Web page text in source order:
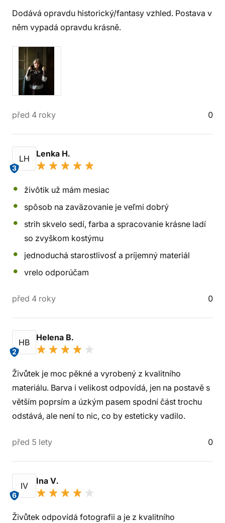
Dodává opravdu historický/fantasy vzhled. Postava v
něm vypadá opravdu krásně.
před 4 roky 0
LH
3
Lenka H.
živôtik už mám mesiac
spôsob na zaväzovanie je veľmi dobrý
strih skvelo sedí, farba a spracovanie krásne ladí
so zvyškom kostýmu
jednoduchá starostlivosť a príjemný materiál
vrelo odporúčam
před 4 roky 0
HB
2
Helena B.
Živůtek je moc pěkné a vyrobený z kvalitního
materiálu. Barva i velikost odpovídá, jen na postavě s
větším poprsím a úzkým pasem spodní část trochu
odstává, ale není to nic, co by esteticky vadilo.
před 5 lety 0
IV
6
Ina V.
Živůtek odpovídá fotografii a je z kvalitního